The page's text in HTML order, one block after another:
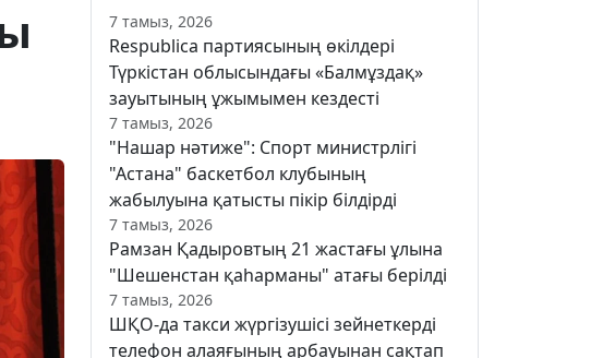
7 тамыз, 2026
Respublica партиясының өкілдері
Түркістан облысындағы «Балмұздақ»
зауытының ұжымымен кездесті
7 тамыз, 2026
"Нашар нәтиже": Спорт министрлігі
"Астана" баскетбол клубының
жабылуына қатысты пікір білдірді
7 тамыз, 2026
Рамзан Қадыровтың 21 жастағы ұлына
"Шешенстан қаһарманы" атағы берілді
7 тамыз, 2026
ШҚО-да такси жүргізушісі зейнеткерді
телефон алаяғының арбауынан сақтап